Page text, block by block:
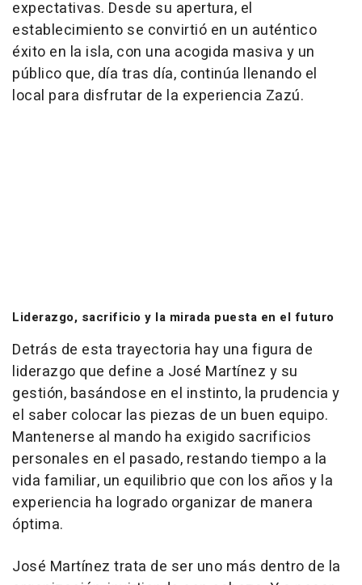
expectativas. Desde su apertura, el
establecimiento se convirtió en un auténtico
éxito en la isla, con una acogida masiva y un
público que, día tras día, continúa llenando el
local para disfrutar de la experiencia Zazú.
Liderazgo, sacrificio y la mirada puesta en el futuro
Detrás de esta trayectoria hay una figura de
liderazgo que define a José Martínez y su
gestión, basándose en el instinto, la prudencia y
el saber colocar las piezas de un buen equipo.
Mantenerse al mando ha exigido sacrificios
personales en el pasado, restando tiempo a la
vida familiar, un equilibrio que con los años y la
experiencia ha logrado organizar de manera
óptima.
José Martínez trata de ser uno más dentro de la